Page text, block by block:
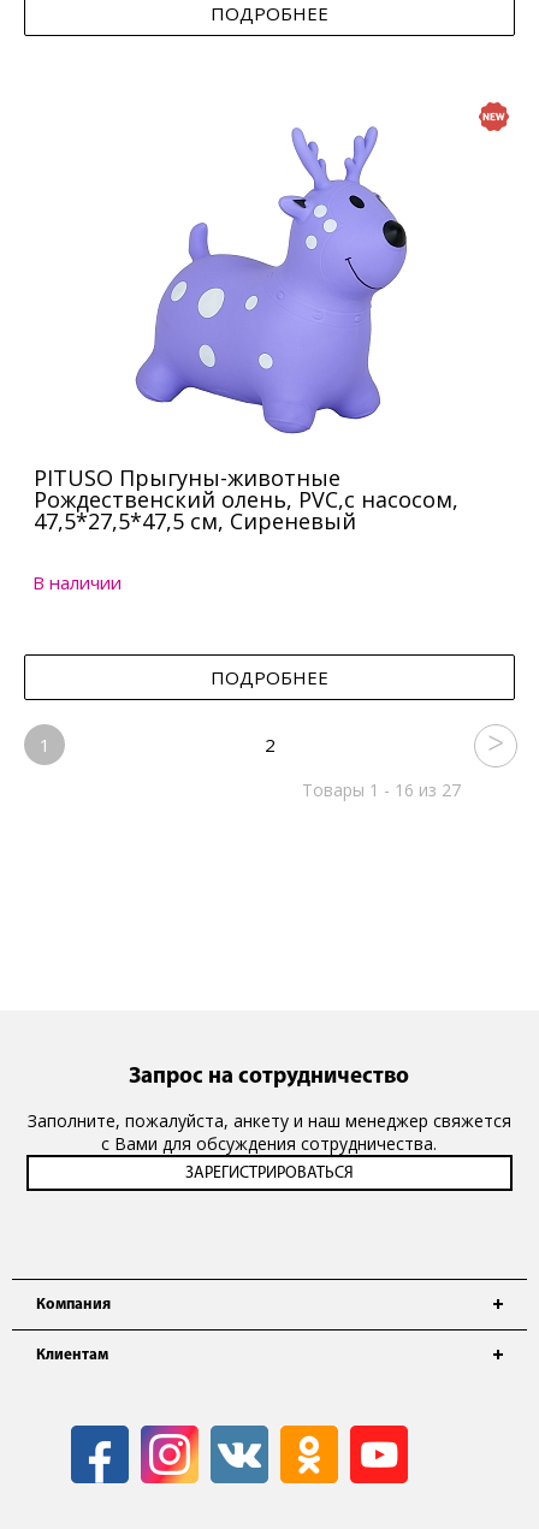
ПОДРОБНЕЕ
PITUSO Прыгуны-животные
Рождественский олень, PVC,с насосом,
47,5*27,5*47,5 см, Сиреневый
В наличии
ПОДРОБНЕЕ
1 2
Товары 1 - 16 из 27
Компания
Клиентам
Запрос на сотрудничество
Заполните, пожалуйста, анкету и наш менеджер свяжется
с Вами для обсуждения сотрудничества.